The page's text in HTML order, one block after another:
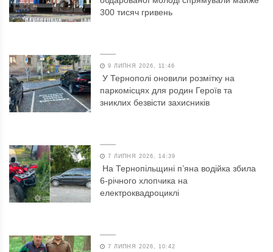
300 тисяч гривень
9 ЛИПНЯ 2026, 11:46
У Тернополі оновили розмітку на
паркомісцях для родин Героїв та
зниклих безвісти захисників
7 ЛИПНЯ 2026, 14:39
На Тернопільщині п’яна водійка збила
6-річного хлопчика на
електроквадроциклі
7 ЛИПНЯ 2026, 10:42